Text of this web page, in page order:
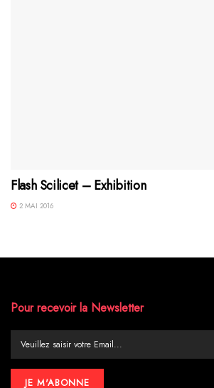
Flash Scilicet – Exhibition
2 MAI 2016
Pour recevoir la Newsletter